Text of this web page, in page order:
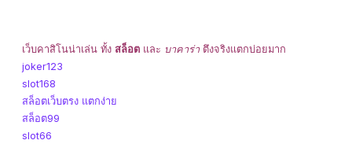
เว็บคาสิโนน่าเล่น ทั้ง สล็อต และ บาคาร่าตึงจริงแตกบ่อยมาก
joker123
slot168
สล็อตเว็บตรง แตกง่าย
สล็อต99
slot66